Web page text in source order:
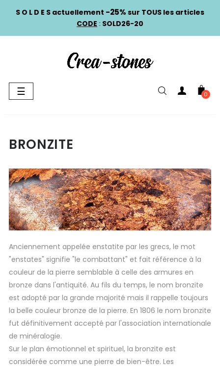
S O L D E S actuellement -25% sur TOUS les articles
CODE : SOLD26-20
Basculer
la
☰ 0
BRONZITE
Anciennement appelée enstatite par les grecs, le mot
"enstates" signifie "le combattant" et fait référence à la
couleur de la pierre semblable à celle des armures en
bronze dans l'antiquité. Au fils du temps, le nom bronzite
est adopté par la grande majorité mais il rappelle toujours
la belle couleur bronze de la pierre. En 1806 le nom bronzite
fut définitivement accepté par l'association internationale
de minéralogie.
Sur le plan émotionnel et spirituel, la bronzite est
considérée comme une pierre de bien-être. Les